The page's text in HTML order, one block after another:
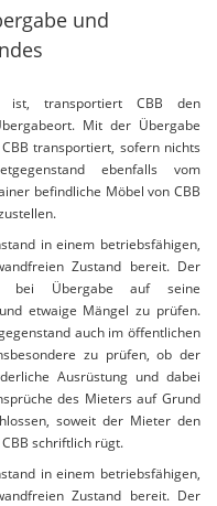
und
ist, transportiert CBB den
Mit der Übergabe
transportiert, sofern nichts
ebenfalls vom
befindliche Möbel von CBB
in einem betriebsfähigen,
Zustand bereit. Der
bei Übergabe auf seine
etwaige Mängel zu prüfen.
auch im öffentlichen
zu prüfen, ob der
Ausrüstung und dabei
des Mieters auf Grund
soweit der Mieter den
schriftlich rügt.
in einem betriebsfähigen,
Zustand bereit. Der